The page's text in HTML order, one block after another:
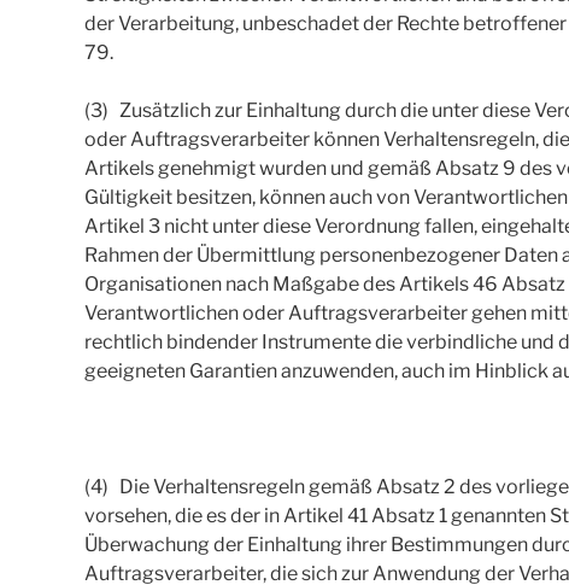
der Verarbeitung, unbeschadet der Rechte
79.
(3) Zusätzlich zur Einhaltung durch die unter diese
oder Auftragsverarbeiter können Verhaltensregeln,
Artikels genehmigt wurden und gemäß Absatz 9 des
Gültigkeit besitzen, können auch von
Artikel 3 nicht unter diese Verordnung fallen,
Rahmen der Übermittlung personenbezogener
Organisationen nach Maßgabe des Artikels 46 Absatz
Verantwortlichen oder Auftragsverarbeiter gehen
rechtlich bindender Instrumente die verbindliche und
geeigneten Garantien anzuwenden, auch im Hinblick
(4) Die Verhaltensregeln gemäß Absatz 2 des
vorsehen, die es der in Artikel 41 Absatz 1 genannten
Überwachung der Einhaltung ihrer Bestimmungen
Auftragsverarbeiter, die sich zur Anwendung der